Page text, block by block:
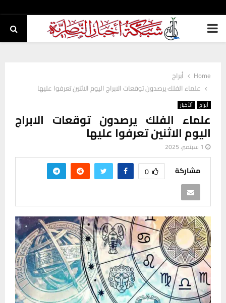
PRIMARY
Home
أبراج
علماء الفلك يرصدون توقعات الابراج اليوم الاثنين تعرفوا عليها
أبراج ألأخبار
علماء الفلك يرصدون توقعات الابراج
اليوم الاثنين تعرفوا عليها
1 سبتمبر، 2025
مشاركة 0